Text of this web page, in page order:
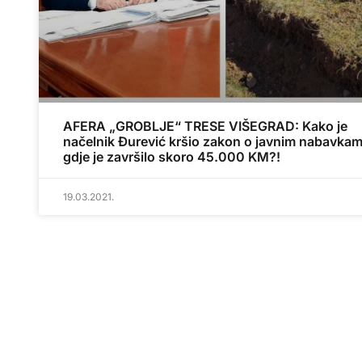
AFERA „GROBLJE“ TRESE VIŠEGRAD: Kako je
načelnik Đurević kršio zakon o javnim
gdje je završilo skoro 45.000 KM?!
19.03.2021.